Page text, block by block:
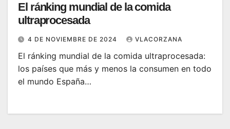
El ránking mundial de la comida
ultraprocesada
4 DE NOVIEMBRE DE 2024 VLACORZANA
El ránking mundial de la comida ultraprocesada:
los países que más y menos la consumen en todo
el mundo España…